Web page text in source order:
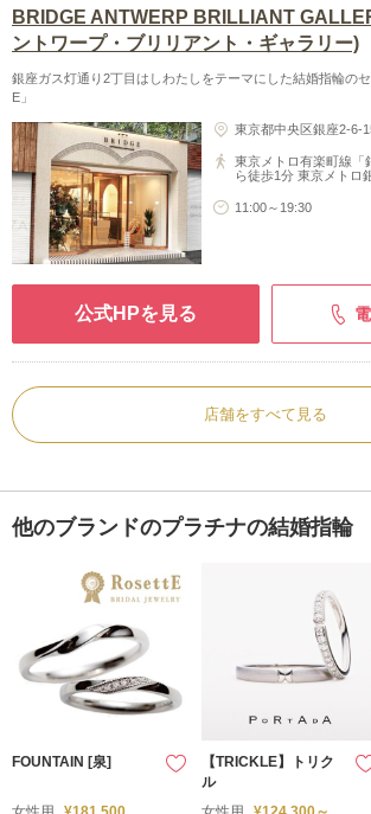
BRIDGE ANTWERP BRILLIANT
ントワープ・ブリリアント・ギャラリー)
銀座ガス灯通り2丁目はしわたしをテーマにした結婚指輪の
E」
東京都中央区銀座2-6-
東京メトロ有楽町線「
ら徒歩1分 東京メトロ
11:00～19:30
公式HPを見る
店舗をすべて見る
他のブランドのプラチナの結婚指輪
FOUNTAIN [泉]
【TRICKLE】トリク
ル